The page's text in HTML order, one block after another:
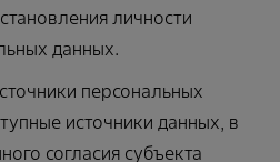
личности
данных.
персональных
источники данных, в
согласия субъекта